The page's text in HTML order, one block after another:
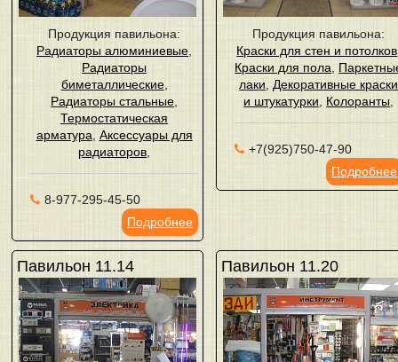
Продукция павильона:
Радиаторы алюминиевые,
Радиаторы
биметаллические,
Радиаторы стальные,
Термостатическая
арматура, Аксессуары для
радиаторов,
8-977-295-45-50
Подробнее
Продукция павильона:
Краски для стен и потолков
Краски для пола,
лаки,Декоративные краски
и штукатурки, Колоранты,
+7(925)750-47-90
Подробнее
Павильон 11.14 Павильон 11.20